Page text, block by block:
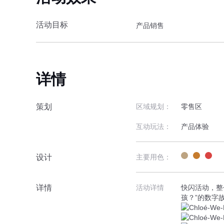
活动目标 产品销售
详情
策划 区域规划： 零售区
互动玩法： 产品体验
设计 主要用色：
详情 活动详情
快闪活动，
孩？”的数字